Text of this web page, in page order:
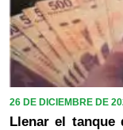
26 DE DICIEMBRE DE
Llenar el tanque